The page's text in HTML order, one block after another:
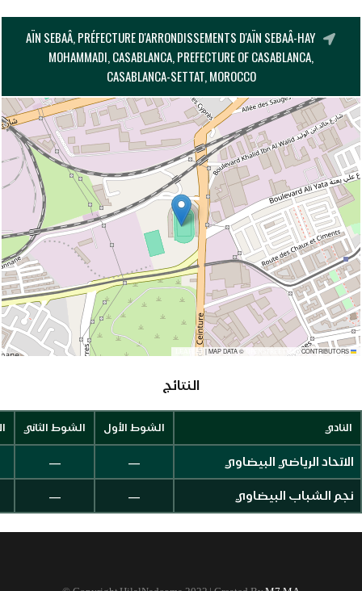
AÏN SEBAÂ, PRÉFECTURE D'ARRONDISSEMENTS D'AÏN SEBAÂ-HAY
MOHAMMADI, CASABLANCA, PREFECTURE OF CASABLANCA,
CASABLANCA-SETTAT, MOROCCO
LEAFLET
|MAP DATA © OPENSTREETMAPCONTRIBUTORS
النتائج
النادي الشوط الأول الشوط الثاني
الاتحاد الرياضي البيضاوي —
—
نجم الشباب البيضاوي —
—